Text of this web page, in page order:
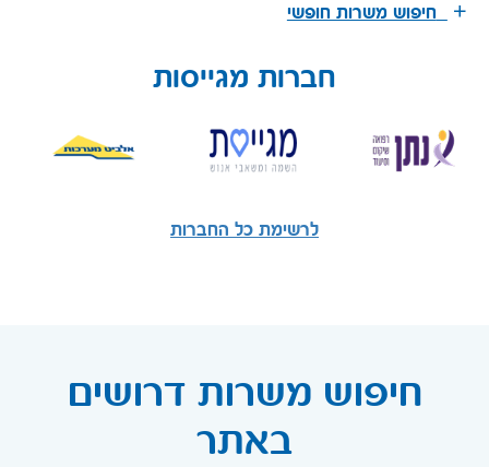
חיפוש משרות חופשי
חברות מגייסות
לרשימת כל החברות
חיפוש משרות דרושים
באתר